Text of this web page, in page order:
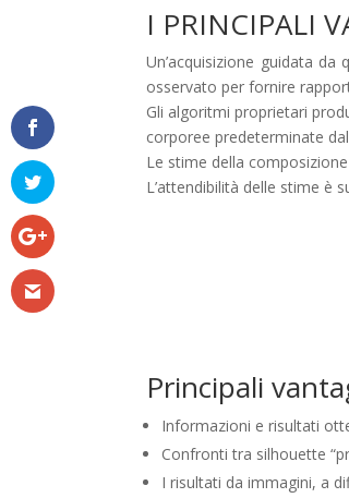
I PRINCIPALI
Un’acquisizione guidata
osservato per fornire
Gli algoritmi proprietari
corporee predeterminate
Le stime della
L’attendibilità delle stime è
Principali
Informazioni e risultati
Confronti tra silhouette
I risultati da immagini, a